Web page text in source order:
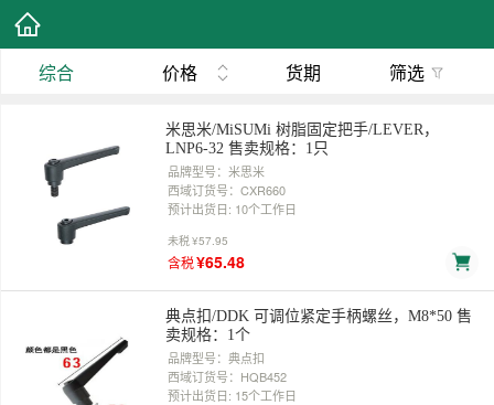
综合 价格 货期 筛选
米思米/MiSUMi 树脂固定把手/LEVER，
LNP6-32 售卖规格：1只
品牌型号：米思米
西域订货号：CXR660
预计出货日: 10个工作日
未税¥57.95
含税¥65.48
典点扣/DDK 可调位紧定手柄螺丝，M8*50 售
卖规格：1个
品牌型号：典点扣
西域订货号：HQB452
预计出货日: 15个工作日